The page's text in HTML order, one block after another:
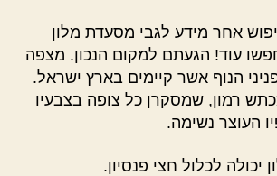
אחר מידע לגבי מסעדת מלון
עוד! הגעתם למקום הנכון. מצפה
הנוף אשר קיימים בארץ ישראל.
רמון, שמסקרן כל צופה בצבעיו
העוצר נשימה.
יכולה לכלול חצי פנסיון.